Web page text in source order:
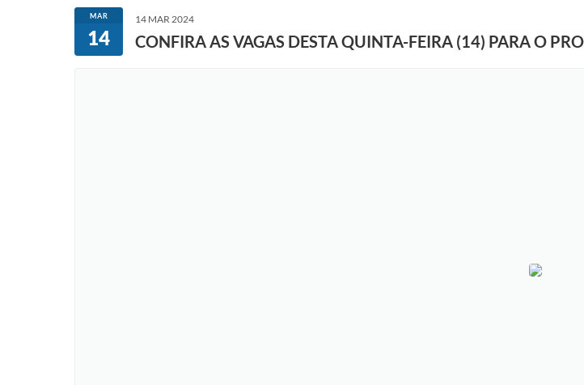
MAR
14
14 MAR 2024
CONFIRA AS VAGAS DESTA QUINTA-FEIRA (14) PARA O